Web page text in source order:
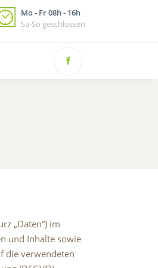
Mo - Fr 08h - 16h
Sa-So geschlossen
„Daten“) im
und Inhalte sowie
die verwendeten